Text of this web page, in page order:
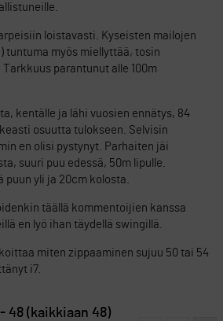
loistavasti. Kyseisten mailojen
tuntuma myös miellyttää, tosin
parantunut alle 100m
kentälle ja lähi vuosien ennätys, 84
osuutta tulokseen. Selvisin
en olisi pystynyt. Parhaiten jäi
suuri puu edessä, 50m lipulle.
puun yli ja 20cm kolosta.
täällä kommentoijien kanssa
en lyö ihan täydellä swingillä.
miten zippaaminen sujuu 50 tai 54
i7.
48 (kaikkiaan 48)